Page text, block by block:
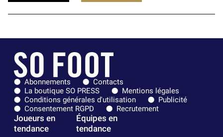
Abonnements
Contacts
La boutique SO PRESS
Mentions légales
Conditions générales d'utilisation
Publicité
Consentement RGPD
Recrutement
Joueurs en
tendance
Équipes en
tendance